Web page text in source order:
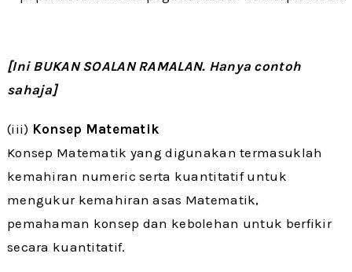
[Ini BUKAN SOALAN RAMALAN. Hanya contoh
sahaja]
(iii) Konsep Matematik
Konsep Matematik yang digunakan termasuklah
kemahiran numeric serta kuantitatif untuk
mengukur kemahiran asas Matematik,
pemahaman konsep dan kebolehan untuk berfikir
secara kuantitatif.